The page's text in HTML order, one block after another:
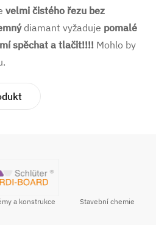
velmi čistého řezu bez
diamant vyžaduje pomalé
spěchat a tlačit!!!! Mohlo by
a konstrukce Stavební chemie